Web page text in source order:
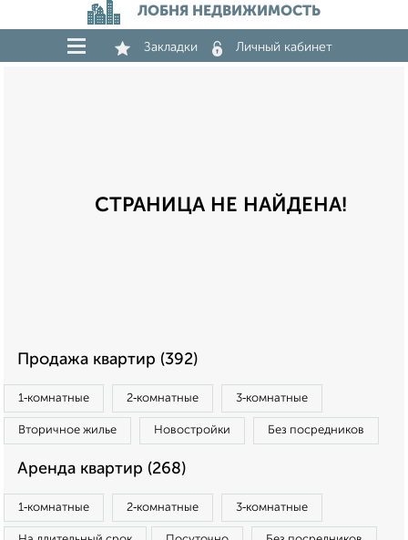
ЛОБНЯ НЕДВИЖИМОСТЬ
Закладки Личный кабинет
СТРАНИЦА НЕ НАЙДЕНА!
Продажа квартир (392)
1‑комнатные 2‑комнатные 3‑комнатные
Вторичное жилье Новостройки Без посредников
Аренда квартир (268)
1‑комнатные 2‑комнатные 3‑комнатные